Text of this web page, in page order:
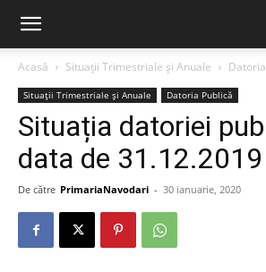
Acasă Situații Trimestriale și Anuale
Situații Trimestriale și Anuale Datoria Publică
Situația datoriei
data de 31.12.2019
De către PrimariaNavodari - 30 ianuarie, 2020